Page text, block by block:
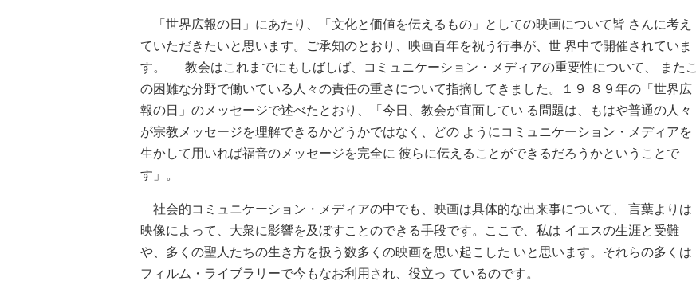
「世界広報の日」にあたり、「文化と価値を伝えるもの」としての映画について皆 さんに考え
ていただきたいと思います。ご承知のとおり、映画百年を祝う行事が、世 界中で開催されていま
す。 教会はこれまでにもしばしば、コミュニケーション・メディアの重要性について、 またこ
の困難な分野で働いている人々の責任の重さについて指摘してきました。１９ ８９年の「世界広
報の日」のメッセージで述べたとおり、「今日、教会が直面してい る問題は、もはや普通の人々
が宗教メッセージを理解できるかどうかではなく、どの ようにコミュニケーション・メディアを
生かして用いれば福音のメッセージを完全に 彼らに伝えることができるだろうかということで
す」。
社会的コミュニケーション・メディアの中でも、映画は具体的な出来事について、 言葉よりは
映像によって、大衆に影響を及ぼすことのできる手段です。ここで、私は イエスの生涯と受難
や、多くの聖人たちの生き方を扱う数多くの映画を思い起こした いと思います。それらの多くは
フィルム・ライブラリーで今もなお利用され、役立っ ているのです。